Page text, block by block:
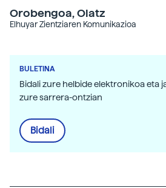
Orobengoa, Olatz
Elhuyar Zientziaren Komunikazioa
BULETINA
Bidali zure helbide elektronikoa eta
zure sarrera-ontzian
Bidali